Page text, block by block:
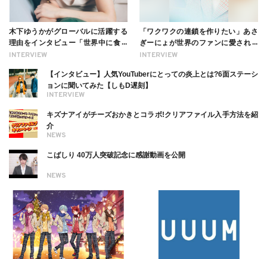
INTERVIEW
木下ゆうかがグローバルに活躍する
理由をインタビュー「世界中に食べ
る幸せを伝えたい」新事務所加入に
INTERVIEW
「ワクワクの連鎖を作りたい」あさ
ぎーにょが世界のファンに愛される
理由【インタビュー】
INTERVIEW
【インタビュー】人気YouTuberにとっての炎上とは?6面ステーシ
ョンに聞いてみた【しもD遅刻】
NEWS
キズナアイがチーズおかきとコラボ!クリアファイル入手方法を紹
介
NEWS
こばしり 40万人突破記念に感謝動画を公開